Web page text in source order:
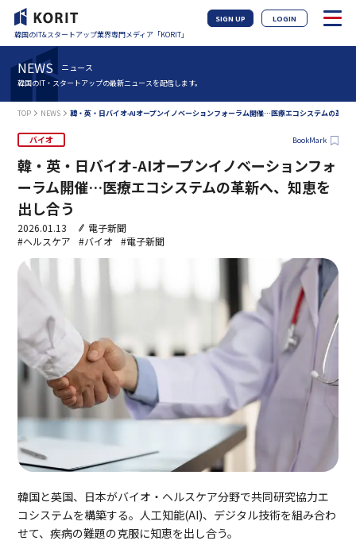
韓国のIT&スタートアップ業界専門メディア「KORIT」
SIGN UP LOGIN
NEWS ニュース
韓国のIT・スタートアップの最新ニュースを配信します。
TOP NEWS 韓・英・日バイオ-AIオープンイノベーションフォーラム開催…医療エコシステムの革新
バイオ BookMark
韓・英・日バイオ-AIオープンイノベーションフォ
ーラム開催…医療エコシステムの革新へ、知恵を
出し合う
2026.01.13
電子新聞
#ヘルスケア
#バイオ #電子新聞
韓国と英国、日本がバイオ・ヘルスケア分野で共同研究協力エ
コシステムを構築する。人工知能(AI)、デジタル技術を組み合わ
せて、疾病の難題の克服に知恵を出し合う。